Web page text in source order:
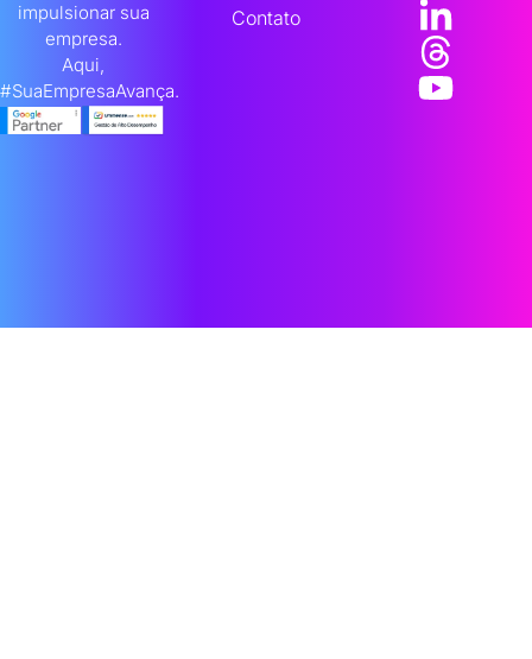
impulsionar sua
empresa.
Aqui,
#SuaEmpresaAvança.
Contato